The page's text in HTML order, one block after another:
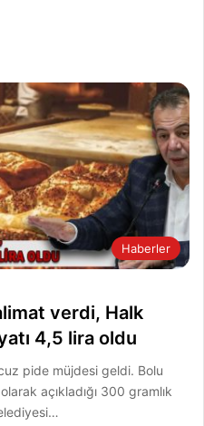
Haberler
verdi, Halk
4,5 lira oldu
pide müjdesi geldi. Bolu
olarak açıkladığı 300 gramlık